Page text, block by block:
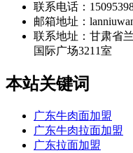
联系电话：
邮箱地址：
联系地址： 甘肃省
国际广场3211室
本站关键词
广东牛肉面加盟
广东牛肉拉面加盟
广东拉面加盟